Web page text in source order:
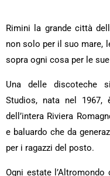
Rimini la grande città
non solo per il suo mare,
sopra ogni cosa per le
Una delle discoteche
Studios, nata nel 1967,
dell’intera Riviera
e baluardo che da
per i ragazzi del posto.
Ogni estate